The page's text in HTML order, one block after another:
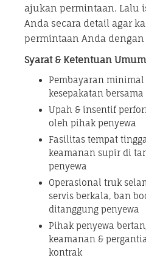
ajukan permintaan. Lalu
Anda secara detail agar
permintaan Anda dengan
Syarat & Ketentuan
Pembayaran minimal
kesepakatan bersama
Upah & insentif
oleh pihak penyewa
Fasilitas tempat
keamanan supir di
penyewa
Operasional truk
servis berkala, ban
ditanggung penyewa
Pihak penyewa
keamanan &
kontrak